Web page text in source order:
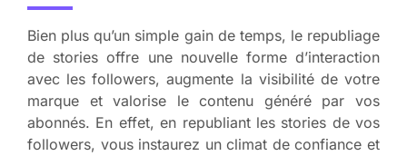
Bien plus qu’un simple gain de temps, le republiage
de stories offre une nouvelle forme d’interaction
avec les followers, augmente la visibilité de votre
marque et valorise le contenu généré par vos
abonnés. En effet, en republiant les stories de vos
followers, vous instaurez un climat de confiance et